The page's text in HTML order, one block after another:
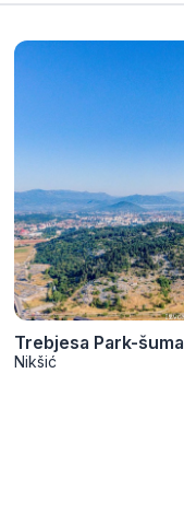
Trebjesa Park-šuma
Nikšić